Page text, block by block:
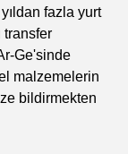
fazla yurt
transfer
Ge'sinde
malzemelerin
bildirmekten